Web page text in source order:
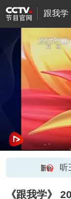
跟我学
听
《跟我学》